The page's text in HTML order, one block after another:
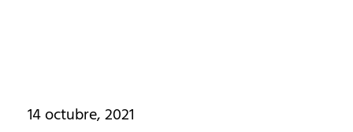
14 octubre, 2021